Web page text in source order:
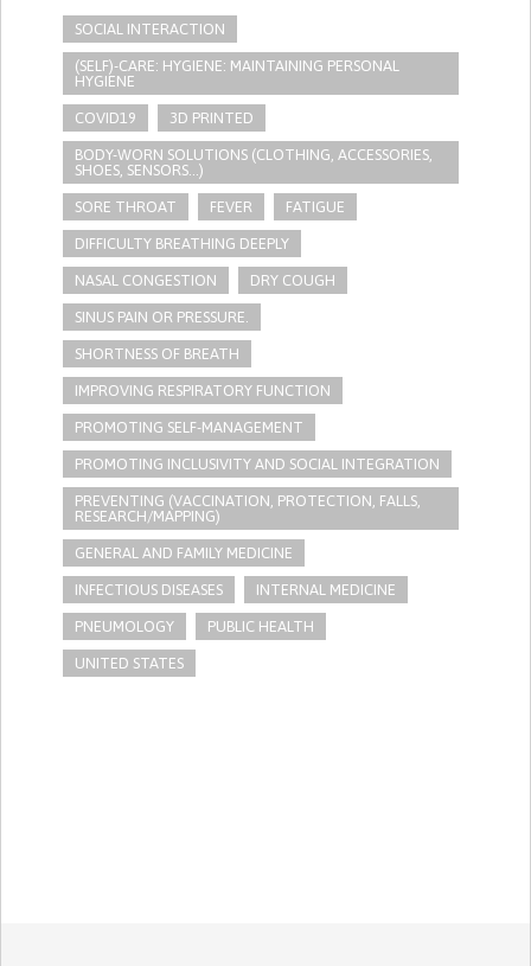
SOCIAL INTERACTION
(SELF)-CARE: HYGIENE: MAINTAINING PERSONAL
HYGIENE
COVID19 3D PRINTED
BODY-WORN SOLUTIONS (CLOTHING, ACCESSORIES,
SHOES, SENSORS...)
SORE THROAT FEVER FATIGUE
DIFFICULTY BREATHING DEEPLY
NASAL CONGESTION DRY COUGH
SINUS PAIN OR PRESSURE.
SHORTNESS OF BREATH
IMPROVING RESPIRATORY FUNCTION
PROMOTING SELF-MANAGEMENT
PROMOTING INCLUSIVITY AND SOCIAL INTEGRATION
PREVENTING (VACCINATION, PROTECTION, FALLS,
RESEARCH/MAPPING)
GENERAL AND FAMILY MEDICINE
INFECTIOUS DISEASES INTERNAL MEDICINE
PNEUMOLOGY PUBLIC HEALTH
UNITED STATES